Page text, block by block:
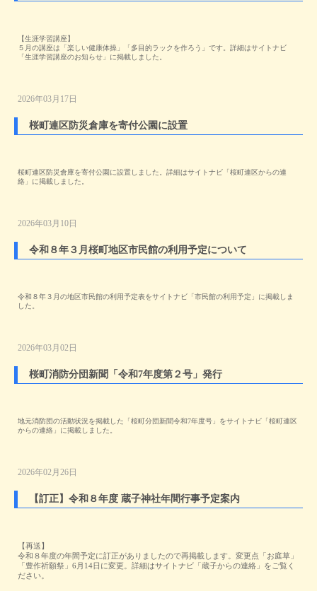
【生涯学習講座】
５月の講座は「楽しい健康体操」「多目的ラックを作ろう」です。詳細はサイトナビ
「生涯学習講座のお知らせ」に掲載しました。
2026年03月17日
桜町連区防災倉庫を寄付公園に設置
桜町連区防災倉庫を寄付公園に設置しました。詳細はサイトナビ「桜町連区からの連
絡」に掲載しました。
2026年03月10日
令和８年３月桜町地区市民館の利用予定について
令和８年３月の地区市民館の利用予定表をサイトナビ「市民館の利用予定」に掲載しま
した。
2026年03月02日
桜町消防分団新聞「令和7年度第２号」発行
地元消防団の活動状況を掲載した「桜町分団新聞令和7年度号」をサイトナビ「桜町連区
からの連絡」に掲載しました。
2026年02月26日
【訂正】令和８年度 蔵子神社年間行事予定案内
【再送】
令和８年度の年間予定に訂正がありましたので再掲載します。変更点「お庭草」
「豊作祈願祭」6月14日に変更。詳細はサイトナビ「蔵子からの連絡」をご覧く
ださい。